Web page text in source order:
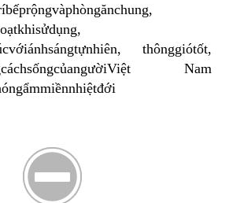
bếprộngvàphòngănchung,
khisửdụng,
vớiánhsángtựnhiên, thônggiótốt,
cáchsốngcủangườiViệt Nam
ẩmmiềnnhiệtđới